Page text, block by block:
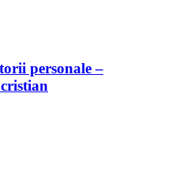
personale –